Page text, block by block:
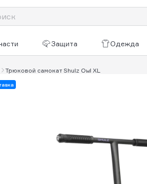
Защита Одежда
Трюковой самокат Shulz Owl XL